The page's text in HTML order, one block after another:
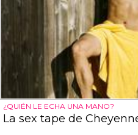
¿QUIÉN LE ECHA UNA MANO?
La sex tape de